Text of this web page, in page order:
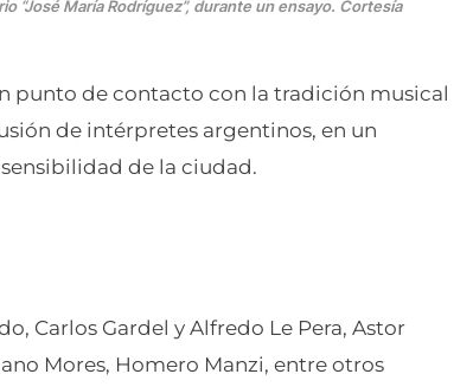
“José María Rodríguez”, durante un ensayo. Cortesía
punto de contacto con la tradición musical
de intérpretes argentinos, en un
de la ciudad.
Carlos Gardel y Alfredo Le Pera, Astor
Mores, Homero Manzi, entre otros